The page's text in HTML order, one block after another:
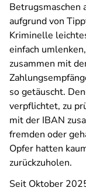
Betrugsmaschen
aufgrund von
Kriminelle
einfach
zusammen mit
so getäuscht.
verpflichtet, zu
mit der IBAN
fremden oder
Opfer hatten
zurückzuholen.
Seit Oktober